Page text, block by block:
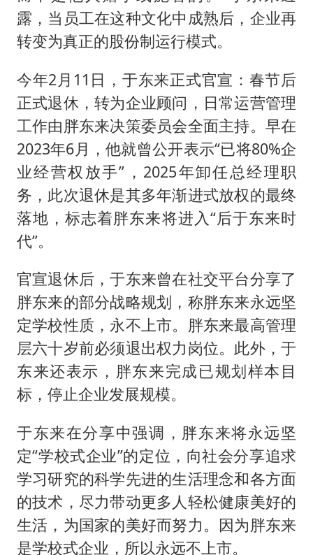
露，当员工在这种文化中成熟后，企业再
转变为真正的股份制运行模式。
今年2月11日，于东来正式官宣：春节后
正式退休，转为企业顾问，日常运营管理
工作由胖东来决策委员会全面主持。早在
2023年6月，他就曾公开表示“已将80%企
业经营权放手”，2025年卸任总经理职
务，此次退休是其多年渐进式放权的最终
落地，标志着胖东来将进入“后于东来时
代”。
官宣退休后，于东来曾在社交平台分享了
胖东来的部分战略规划，称胖东来永远坚
定学校性质，永不上市。胖东来最高管理
层六十岁前必须退出权力岗位。此外，于
东来还表示，胖东来完成已规划样本目
标，停止企业发展规模。
于东来在分享中强调，胖东来将永远坚
定“学校式企业”的定位，向社会分享追求
学习研究的科学先进的生活理念和各方面
的技术，尽力带动更多人轻松健康美好的
生活，为国家的美好而努力。因为胖东来
是学校式企业，所以永远不上市。